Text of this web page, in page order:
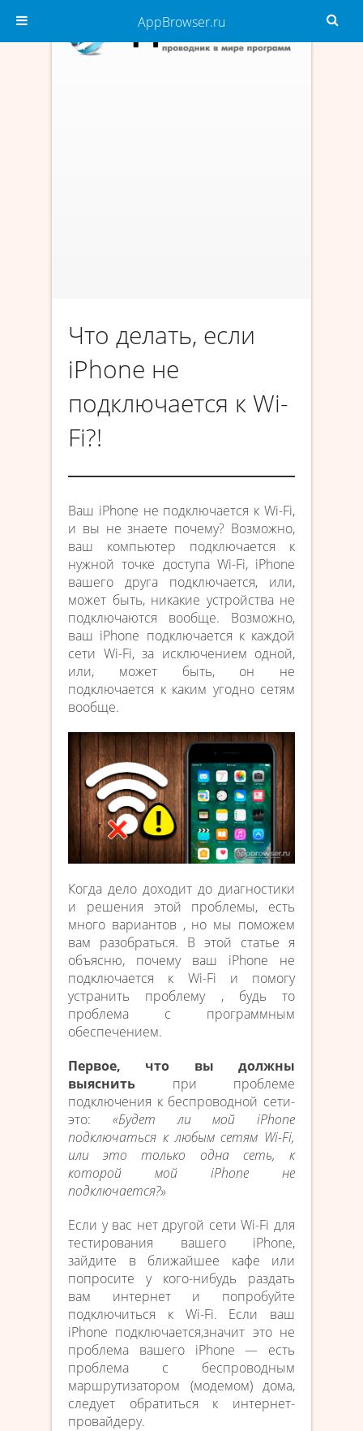
Что делать, если
iPhone не
подключается к Wi-
Fi?!
Ваш iPhone не подключается к Wi-Fi,
и вы не знаете почему? Возможно,
ваш компьютер подключается к
нужной точке доступа Wi-Fi, iPhone
вашего друга подключается, или,
может быть, никакие устройства не
подключаются вообще. Возможно,
ваш iPhone подключается к каждой
сети Wi-Fi, за исключением одной,
или, может быть, он не
подключается к каким угодно сетям
вообще.
Когда дело доходит до диагностики
и решения этой проблемы, есть
много вариантов , но мы поможем
вам разобраться. В этой статье я
объясню, почему ваш iPhone не
подключается к Wi-Fi и помогу
устранить проблему , будь то
проблема с программным
обеспечением.
Первое, что вы должны
выяснить при проблеме
подключения к беспроводной сети-
это: «Будет ли мой iPhone
подключаться к любым сетям Wi-Fi,
или это только одна сеть, к
которой мой iPhone не
подключается?»
Если у вас нет другой сети Wi-Fi для
тестирования вашего iPhone,
зайдите в ближайшее кафе или
попросите у кого-нибудь раздать
вам интернет и попробуйте
подключиться к Wi-Fi. Если ваш
iPhone подключается,значит это не
проблема вашего iPhone — есть
проблема с беспроводным
маршрутизатором (модемом) дома,
следует обратиться к интернет-
провайдеру.
AppBrowser.ru